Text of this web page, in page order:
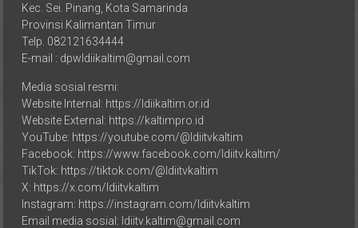
Kec. Sei. Pinang, Kota Samarinda
Provinsi Kalimantan Timur
Telp. 082121634444
E-mail : dpwldiikaltim@gmail.com
Media sosial resmi:
Website Internal: https://ldiikaltim.or.id
Website External: https://kaltimpro.id
YouTube: https://youtube.com/@ldiitvkaltim
Facebook: https://www.facebook.com/ldiitv.kaltim/
TikTok: https://tiktok.com/@ldiitvkaltim
X: https://x.com/ldiitvkaltim
Instagram: https://instagram.com/ldiitvkaltim
Email media sosial: ldiitv.kaltim@gmail.com